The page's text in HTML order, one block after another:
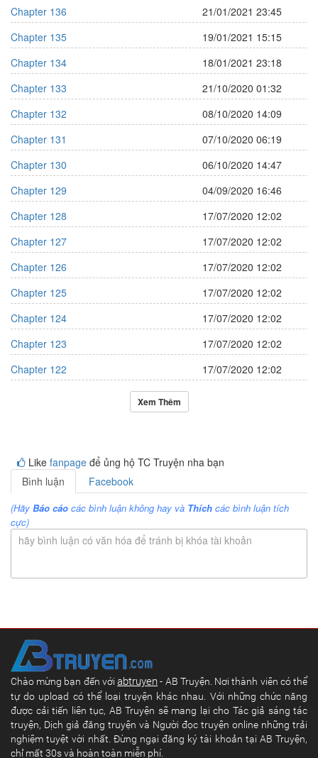
Chapter 136
21/01/2021 23:45
Chapter 135
19/01/2021 15:15
Chapter 134
18/01/2021 23:18
Chapter 133
21/10/2020 01:32
Chapter 132
08/10/2020 14:09
Chapter 131
07/10/2020 06:19
Chapter 130
06/10/2020 14:47
Chapter 129
04/09/2020 16:46
Chapter 128
17/07/2020 12:02
Chapter 127
17/07/2020 12:02
Chapter 126
17/07/2020 12:02
Chapter 125
17/07/2020 12:02
Chapter 124
17/07/2020 12:02
Chapter 123
17/07/2020 12:02
Chapter 122
17/07/2020 12:02
Xem Thêm
Like fanpage để ủng hộ TC Truyện nha bạn
Bình luận
Facebook
(Hãy Báo cáo các bình luận không hay và Thích các bình luận tích
cực)
hãy bình luận có văn hóa để tránh bị khóa tài khoản
Chào mừng bạn đến vớiabtruyen- AB Truyện. Nơi thành viên có thể
tự do upload có thể loại truyện khác nhau. Với những chức năng
được cải tiến liên tục, AB Truyện sẽ mang lại cho Tác giả sáng tác
truyện, Dịch giả đăng truyện và Người đọc truyện online những trải
nghiệm tuyệt vời nhất. Đừng ngại đăng ký tài khoản tại AB Truyện,
chỉ mất 30s và hoàn toàn miễn phí.